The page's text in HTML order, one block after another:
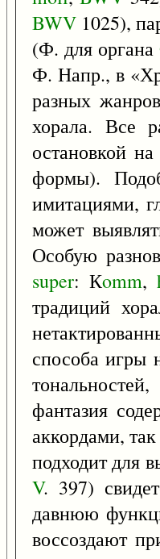
BWV 1025),
(Ф. для органа
Ф. Напр., в
разных
хорала. Все
остановкой на
формы).
имитациями,
может
Особую
super: Кomm,
традиций
способа игры
фантазия
аккордами,
подходит для
V. 397)
давнюю
воссоздают